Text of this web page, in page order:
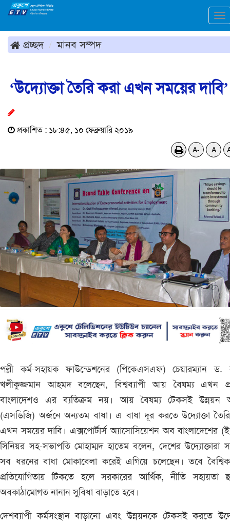
প্রচ্ছদ মানব সম্পদ
‘উদ্যোক্তা তৈরি করা এখন সময়ের দাবি’
প্রকাশিত : ১৮:৪৫, ১০ ফেব্রুয়ারি ২০১৯
A- A
পল্লী কর্ম-সহায়ক ফাউন্ডেশনের (পিকেএসএফ) চেয়ারম্যান ড.
খলীকুজ্জমান আহমদ বলেছেন, বিশ্বব্যাপী আয় বৈষম্য এখন
বাংলাদেশও এর ব্যতিক্রম নয়। আয় বৈষম্য টেকসই উন্নয়ন
(এসডিজি) অর্জনে অন্যতম বাধা। এ বাধা দূর করতে উদ্যোক্তা
এখন সময়ের দাবি। এক্সপোর্টার্স অ্যাসোসিয়েশন অব বাংলাদেশের
সিনিয়র সহ-সভাপতি মোহাম্মদ হাতেম বলেন, দেশের উদ্যোক্তারা
সব ধরনের বাধা মোকাবেলা করেই এগিয়ে চলেছেন। তবে
প্রতিযোগিতায় টিকতে হলে সরকারের আর্থিক, নীতি সহায়তা
অবকাঠামোগত নানান সুবিধা বাড়াতে হবে।
দেশব্যাপী কর্মসংস্থান বাড়ানো এবং উন্নয়নকে টেকসই করতে